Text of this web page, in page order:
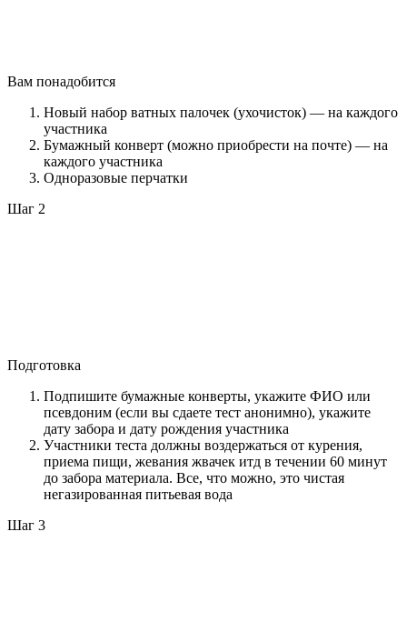
Вам понадобится
Новый набор ватных палочек (ухочисток) — на каждого
участника
Бумажный конверт (можно приобрести на почте) — на
каждого участника
Одноразовые перчатки
Шаг 2
Подготовка
Подпишите бумажные конверты, укажите ФИО или
псевдоним (если вы сдаете тест анонимно), укажите
дату забора и дату рождения участника
Участники теста должны воздержаться от курения,
приема пищи, жевания жвачек итд в течении 60 минут
до забора материала. Все, что можно, это чистая
негазированная питьевая вода
Шаг 3